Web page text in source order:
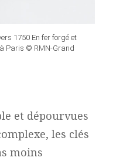
1750 En fer forgé et
à Paris © RMN-Grand
et dépourvues
les clés
moins